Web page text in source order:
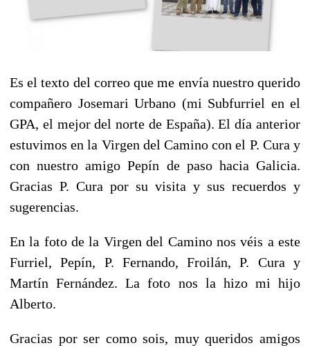
Es el texto del correo que me envía nuestro querido
compañero Josemari Urbano (mi Subfurriel en el
GPA, el mejor del norte de España). El día anterior
estuvimos en la Virgen del Camino con el P. Cura y
con nuestro amigo Pepín de paso hacia Galicia.
Gracias P. Cura por su visita y sus recuerdos y
sugerencias.
En la foto de la Virgen del Camino nos véis a este
Furriel, Pepín, P. Fernando, Froilán, P. Cura y
Martín Fernández. La foto nos la hizo mi hijo
Alberto.
Gracias por ser como sois, muy queridos amigos